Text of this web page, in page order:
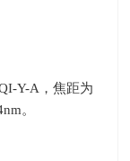
Y-A ，焦距为
。